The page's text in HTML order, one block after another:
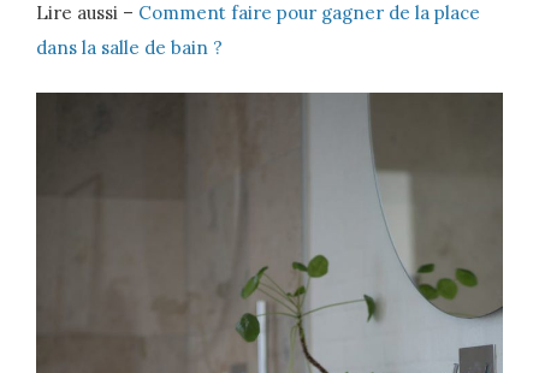
Lire aussi – Comment faire pour gagner de la place
dans la salle de bain ?